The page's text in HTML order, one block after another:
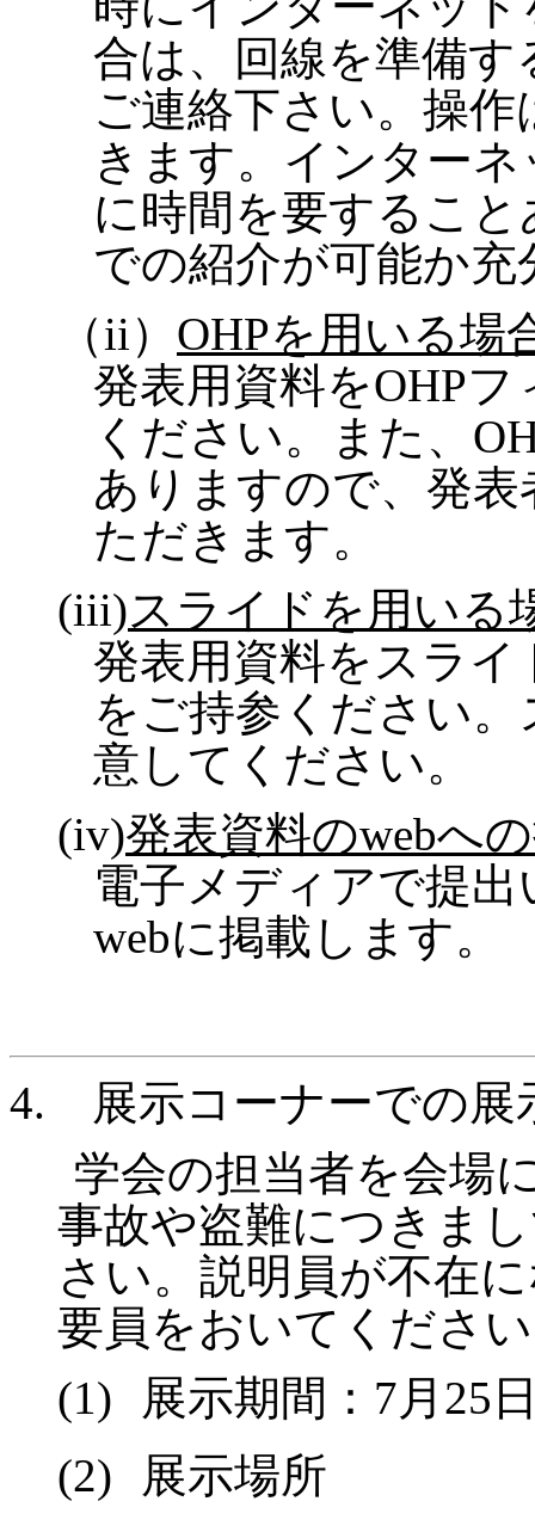
合は、回線を準備
ご連絡下さい。操
きます。インター
に時間を要するこ
での紹介が可能か
（ii） OHPを用いる場
発表用資料をOHPフ
ください。また、
ありますので、発表
ただきます。
(iii)スライドを用いる
発表用資料をスライ
をご持参ください
意してください。
(iv)発表資料のwebへ
電子メディアで提
webに掲載します。
4. 展示コーナーでの展
学会の担当者を会場
事故や盗難につきま
さい。説明員が不在
要員をおいてくださ
(1) 展示期間： 7月 25
(2)
展示場所